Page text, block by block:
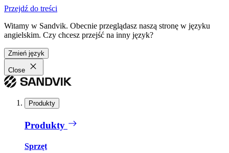
Przejdź do treści
Witamy w Sandvik. Obecnie przeglądasz naszą stronę w języku
angielskim. Czy chcesz przejść na inny język?
Zmień język
Close
Produkty
Produkty
Sprzęt